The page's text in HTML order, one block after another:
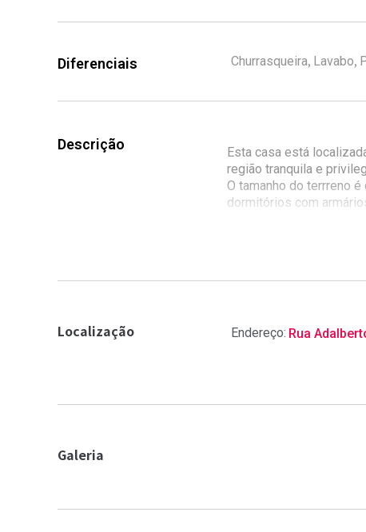
Diferenciais Churrasqueira, Lavabo,
Descrição
Esta casa está
região tranquila e
O tamanho do terrreno
dormitórios com
Localização Endereço: Rua
Galeria